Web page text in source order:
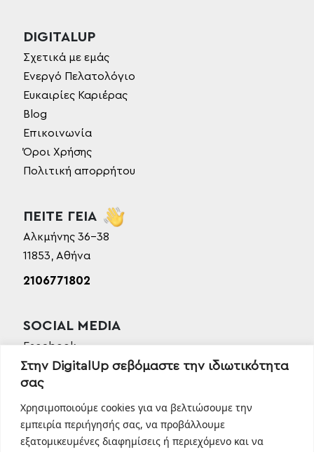
Στην DigitalUp σεβόμαστε την ιδιωτικότητα
σας
Χρησιμοποιούμε cookies για να βελτιώσουμε την
εμπειρία περιήγησής σας, να προβάλλουμε
εξατομικευμένες διαφημίσεις ή περιεχόμενο και να
DIGITALUP
Σχετικά με εμάς
Ενεργό Πελατολόγιο
Ευκαιρίες Καριέρας
Blog
Επικοινωνία
Όροι Χρήσης
Πολιτική απορρήτου
ΠΕΙΤΕ ΓΕΙΑ
Αλκμήνης 36-38
11853, Αθήνα
2106771802
SOCIAL MEDIA
Facebook
Instagram
Linkedin
TikTok
Behance
Youtube